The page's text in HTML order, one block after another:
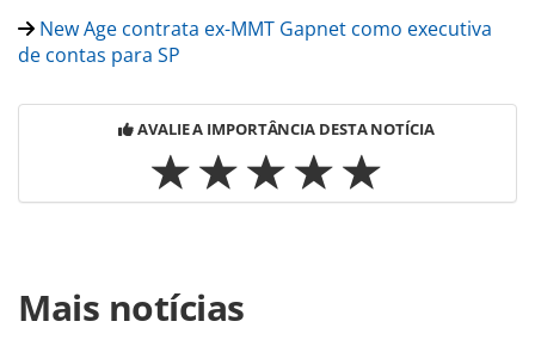
New Age contrata ex-MMT Gapnet como executiva
de contas para SP
AVALIE A IMPORTÂNCIA DESTA NOTÍCIA
https://www.panrotas.com.br/aviacao/empresas/2023/04/
natural-e-plantas-sao-destaques-do-novo-lounge-da-qatar-
Mais notícias